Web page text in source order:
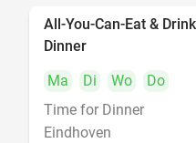
All-You-Can-Eat &
Dinner
Ma
Di Wo
Do
Time for Dinner
Eindhoven